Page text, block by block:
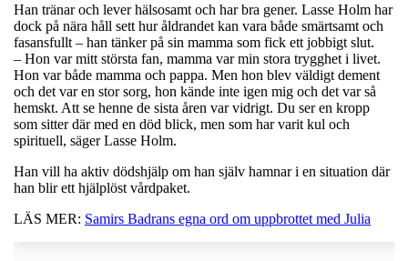
Han tränar och lever hälsosamt och har bra gener. Lasse Holm har
dock på nära håll sett hur åldrandet kan vara både smärtsamt och
fasansfullt – han tänker på sin mamma som fick ett jobbigt slut.
– Hon var mitt största fan, mamma var min stora trygghet i livet.
Hon var både mamma och pappa. Men hon blev väldigt dement
och det var en stor sorg, hon kände inte igen mig och det var så
hemskt. Att se henne de sista åren var vidrigt. Du ser en kropp
som sitter där med en död blick, men som har varit kul och
spirituell, säger Lasse Holm.
Han vill ha aktiv dödshjälp om han själv hamnar i en situation där
han blir ett hjälplöst vårdpaket.
LÄS MER: Samirs Badrans egna ord om uppbrottet med Julia